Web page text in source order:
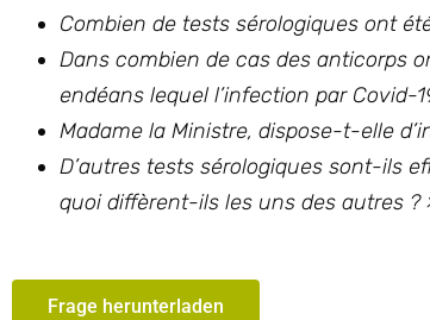
Combien de tests sérologiques ont
Dans combien de cas des anticorps
endéans lequel l’infection par Covid-
Madame la Ministre, dispose-t-elle
D’autres tests sérologiques sont-ils
quoi diffèrent-ils les uns des autres ?
Frage herunterladen